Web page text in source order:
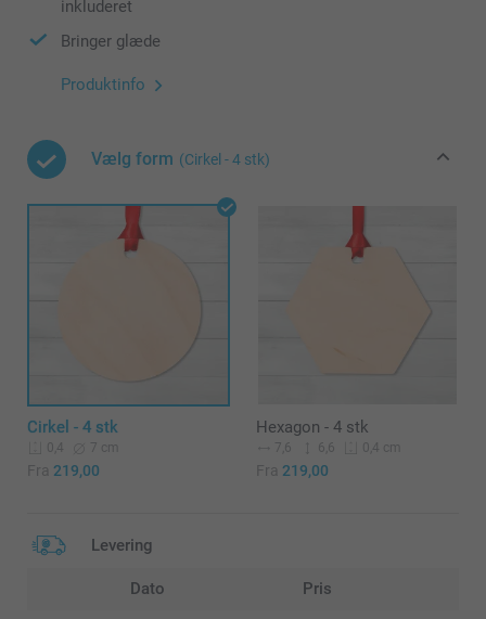
inkluderet
Bringer glæde
Produktinfo
Vælg form (Cirkel - 4 stk)
Cirkel - 4 stk
0,4 7 cm
Fra 219,00
Hexagon - 4 stk
7,6 6,6 0,4 cm
Fra 219,00
Levering
Dato Pris